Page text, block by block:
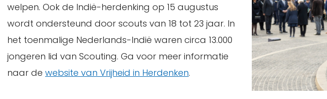
welpen. Ook de Indië-herdenking op 15 augustus
wordt ondersteund door scouts van 18 tot 23 jaar. In
het toenmalige Nederlands-Indië waren circa 13.000
jongeren lid van Scouting. Ga voor meer informatie
naar de website van Vrijheid in Herdenken.